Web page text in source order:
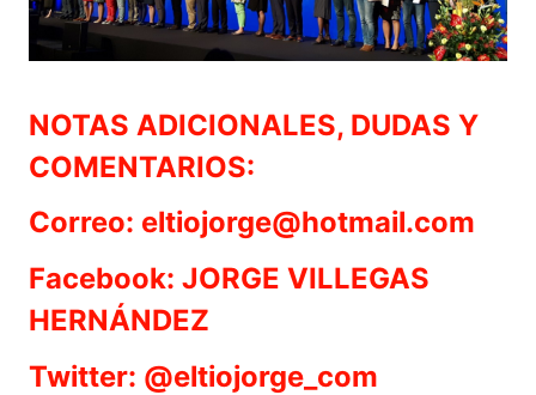
NOTAS ADICIONALES, DUDAS Y
COMENTARIOS:
Correo: eltiojorge@hotmail.com
Facebook: JORGE VILLEGAS
HERNÁNDEZ
Twitter: @eltiojorge_com